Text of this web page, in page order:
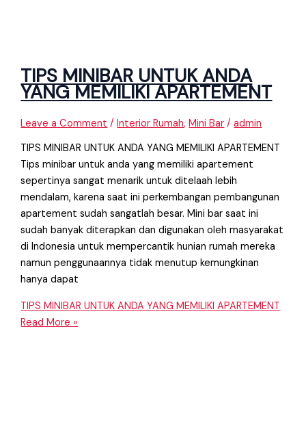
TIPS MINIBAR UNTUK ANDA
YANG MEMILIKI APARTEMENT
Leave a Comment /Interior Rumah,Mini Bar /admin
TIPS MINIBAR UNTUK ANDA YANG MEMILIKI APARTEMENT
Tips minibar untuk anda yang memiliki apartement
sepertinya sangat menarik untuk ditelaah lebih
mendalam, karena saat ini perkembangan pembangunan
apartement sudah sangatlah besar. Mini bar saat ini
sudah banyak diterapkan dan digunakan oleh masyarakat
di Indonesia untuk mempercantik hunian rumah mereka
namun penggunaannya tidak menutup kemungkinan
hanya dapat
TIPS MINIBAR UNTUK ANDA YANG MEMILIKI APARTEMENT
Read More »